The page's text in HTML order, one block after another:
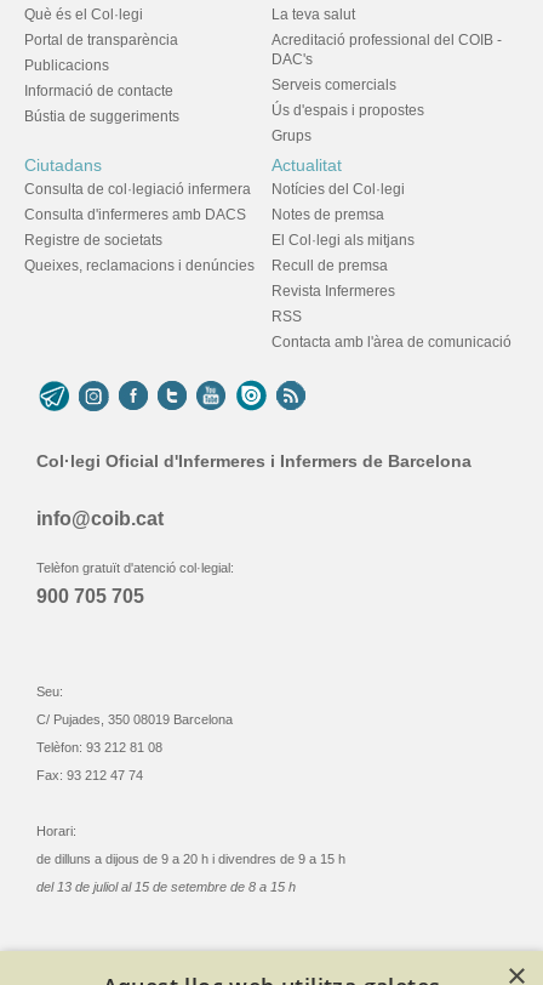
Què és el Col·legi
Portal de transparència
Publicacions
Informació de contacte
Bústia de suggeriments
La teva salut
Acreditació professional del COIB -
DAC's
Serveis comercials
Ús d'espais i propostes
Grups
Ciutadans
Consulta de col·legiació infermera
Consulta d'infermeres amb DACS
Registre de societats
Queixes, reclamacions i denúncies
Actualitat
Notícies del Col·legi
Notes de premsa
El Col·legi als mitjans
Recull de premsa
Revista Infermeres
RSS
Contacta amb l'àrea de comunicació
Col·legi Oficial d'Infermeres i Infermers de Barcelona
info@coib.cat
Telèfon gratuït d'atenció col·legial:
900 705 705
Seu:
C/ Pujades, 350 08019 Barcelona
Telèfon: 93 212 81 08
Fax: 93 212 47 74
Horari:
de dilluns a dijous de 9 a 20 h i divendres de 9 a 15 h
del 13 de juliol al 15 de setembre de 8 a 15 h
×